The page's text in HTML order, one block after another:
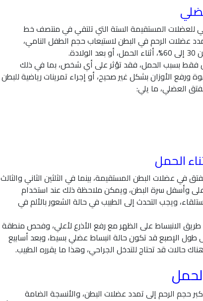
للعضلات المستقيمة الستة التي تلتقي في منتصف خط
عضلات الرحم في البطن لاستيعاب حجم الطفل النامي،
فقط بسبب الحمل، فقد تؤثر على أي شخص، بما في ذلك
ورفع الأوزان بشكل غير صحيح، أو إجراء تمرينات رياضية للبطن
العضلي، ما يلي:
الحمل
عضلات البطن المستقيمة، بينما في الثلثين الثاني والثالث
أعلى وأسفل سرة البطن، ويمكن ملاحظة ذلك عند استخدام
ويجب التحدث إلى الطبيب في حالة الشعور بالألم في
طريق الانبساط على الظهر مع رفع الأذرع لأعلي، وفحص منطقة
طول الإصبع قد تكون حالة انبساط عضلي بسيط، وبعد أسابيع
حالات قد تحتاج للتدخل الجراحي، وهذا ما يقرره الطبيب.
حجم الرحم إلى تمدد عضلات البطن، والأنسجة الضامة